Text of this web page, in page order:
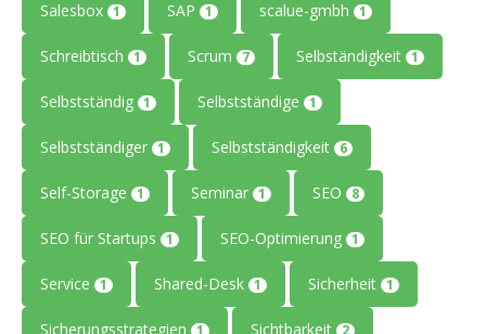
Salesbox 1 SAP 1 scalue-gmbh 1
Schreibtisch 1 Scrum 7 Selbständigkeit 1
Selbstständig 1 Selbstständige 1
Selbstständiger 1 Selbstständigkeit 6
Self-Storage 1 Seminar 1 SEO 8
SEO für Startups 1 SEO-Optimierung 1
Service 1 Shared-Desk 1 Sicherheit 1
Sicherungsstrategien 1 Sichtbarkeit 2